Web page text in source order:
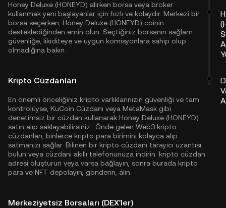
Honey Deluxe (HONEYD) alırken borsa veya broker
kullanmak yeni başlayanlar için hızlı ve kolaydır. Merkezi bir
borsa seçerken, Honey Deluxe (HONEYD) coinin
desteklediğinden emin olun. Seçtiğiniz borsanın sağlam
güvenliğe, likiditeye ve uygun komisyonlara sahip olup
olmadığına bakın.
Kripto Cüzdanları
En önemli önceliğiniz kripto varlıklarınızın güvenliği ve tam
kontrolüyse, KuCoin Cüzdanı veya MetaMask gibi
denetimsiz bir cüzdan kullanarak Honey Deluxe (HONEYD)
satın alıp saklayabilirsiniz.. Önde gelen Web3 kripto
cüzdanları, binlerce kripto para birimini kolayca alıp
satmanızı sağlar. Bilinen bir kripto cüzdanı tarayıcı uzantısı
bulun veya cüzdanı akıllı telefonunuza indirin. kripto cüzdan
adresi oluşturun veya varsa bağlayın, sonra burada kripto
para ve NFT depolayın, gönderin, alın.
Merkeziyetsiz Borsaları (DEX'ler)